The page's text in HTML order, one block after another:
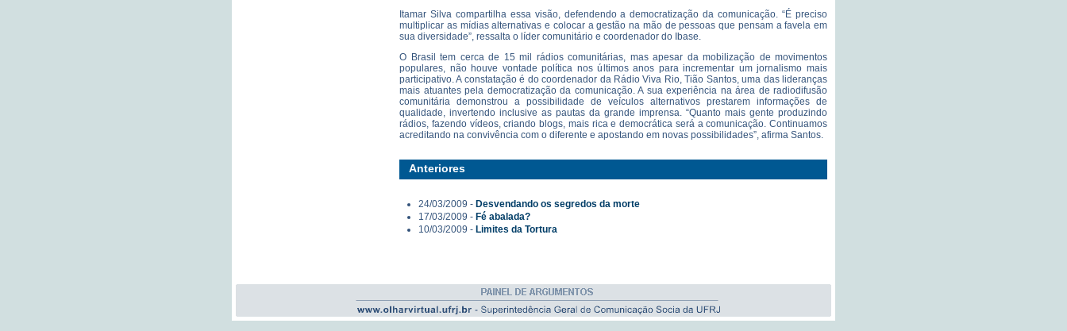
Itamar Silva compartilha essa visão, defendendo a democratização da comunicação. “É preciso
multiplicar as mídias alternativas e colocar a gestão na mão de pessoas que pensam a favela em
sua diversidade”, ressalta o líder comunitário e coordenador do Ibase.
O Brasil tem cerca de 15 mil rádios comunitárias, mas apesar da mobilização de movimentos
populares, não houve vontade política nos últimos anos para incrementar um jornalismo mais
participativo. A constatação é do coordenador da Rádio Viva Rio, Tião Santos, uma das lideranças
mais atuantes pela democratização da comunicação. A sua experiência na área de radiodifusão
comunitária demonstrou a possibilidade de veículos alternativos prestarem informações de
qualidade, invertendo inclusive as pautas da grande imprensa. “Quanto mais gente produzindo
rádios, fazendo vídeos, criando blogs, mais rica e democrática será a comunicação. Continuamos
acreditando na convivência com o diferente e apostando em novas possibilidades”, afirma Santos.
Anteriores
24/03/2009 - Desvendando os segredos da morte
17/03/2009 - Fé abalada?
10/03/2009 - Limites da Tortura